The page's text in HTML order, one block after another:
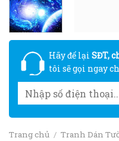
Hãy để lại SĐT,
tôi sẽ gọi ngay
Trang chủ / Tranh Dán